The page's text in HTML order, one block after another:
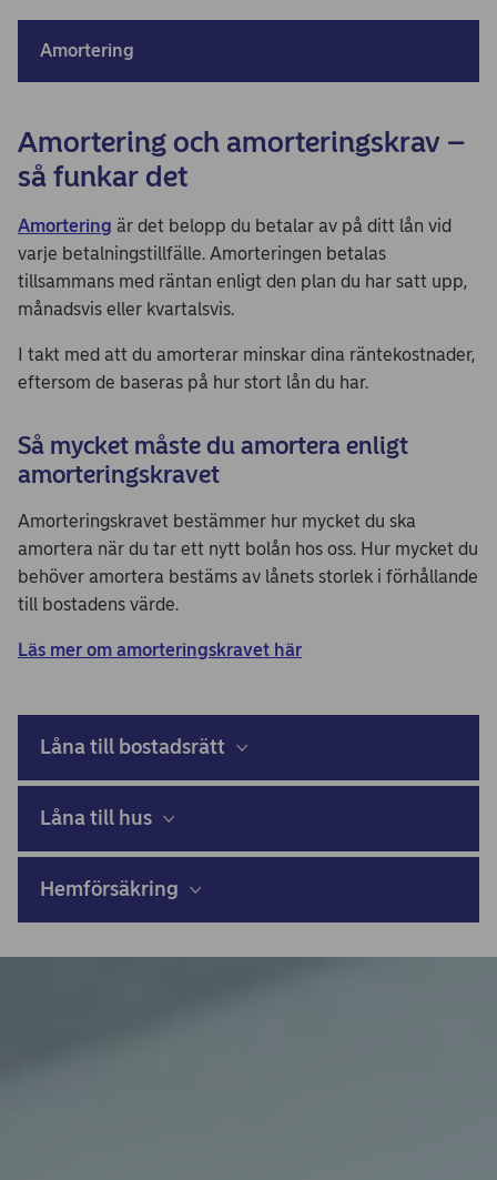
Amortering
Amortering och amorteringskrav –
så funkar det
Amortering är det belopp du betalar av på ditt lån vid
varje betalningstillfälle. Amorteringen betalas
tillsammans med räntan enligt den plan du har satt upp,
månadsvis eller kvartalsvis.
I takt med att du amorterar minskar dina räntekostnader,
eftersom de baseras på hur stort lån du har.
Så mycket måste du amortera enligt
amorteringskravet
Amorteringskravet bestämmer hur mycket du ska
amortera när du tar ett nytt bolån hos oss. Hur mycket du
behöver amortera bestäms av lånets storlek i förhållande
till bostadens värde.
Läs mer om amorteringskravet här
Låna till bostadsrätt
Låna till hus
Hemförsäkring